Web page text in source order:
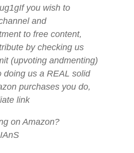
you wish to
and
to free content,
by checking us
(upvoting andmenting)
doing us a REAL solid
purchases you do,
link
on Amazon?